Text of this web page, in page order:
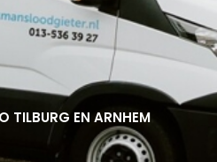
TILBURG EN ARNHEM
TILBURG EN ARNHEM
TILBURG EN ARNHEM